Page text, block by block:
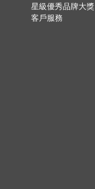
星級優秀品牌大獎
客戶服務